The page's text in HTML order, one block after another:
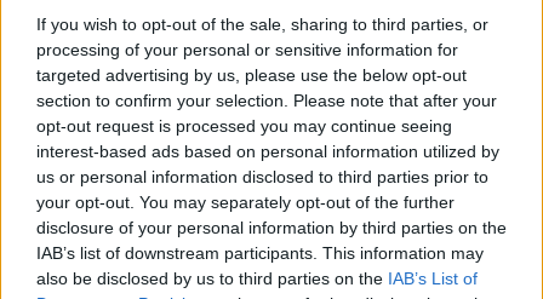
If you wish to opt-out of the sale, sharing to third parties, or
processing of your personal or sensitive information for
targeted advertising by us, please use the below opt-out
section to confirm your selection. Please note that after your
opt-out request is processed you may continue seeing
interest-based ads based on personal information utilized by
us or personal information disclosed to third parties prior to
your opt-out. You may separately opt-out of the further
disclosure of your personal information by third parties on the
IAB’s list of downstream participants. This information may
also be disclosed by us to third parties on the IAB’s List of
Kovács Kata
http://e-cars.hu
Szeretem az elektromos autókat és a modern technológiát!